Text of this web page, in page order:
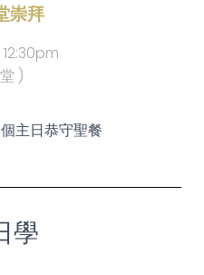
崇拜
12:30pm
)
主日恭守聖餐
學